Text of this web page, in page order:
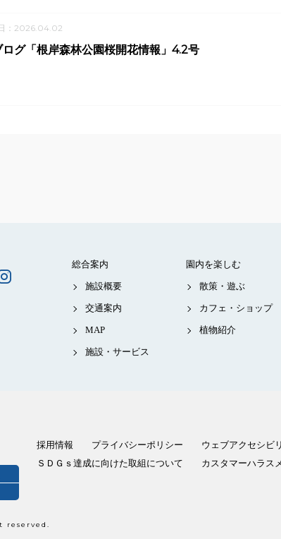
：2026.04.02
ログ「根岸森林公園桜開花情報」4.2号
総合案内
施設概要
交通案内
MAP
施設・サービス
園内を楽しむ
散策・遊ぶ
カフェ・ショップ
植物紹介
採用情報 プライバシーポリシー ウェブアクセシビ
ＳＤＧｓ達成に向けた取組について
カスタマーハラス
reserved.